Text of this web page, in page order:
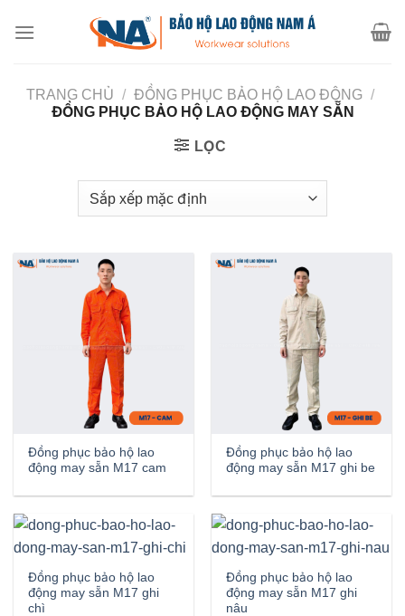
đến
TRANG CHỦ
/ ĐỒNG PHỤC BẢO HỘ LAO ĐỘNG /
ĐỒNG PHỤC BẢO HỘ LAO ĐỘNG MAY SẴN
LỌC
Đồng phục bảo hộ lao
động may sẵn M17 cam
Đồng phục bảo hộ lao
động may sẵn M17 ghi be
Đồng phục bảo hộ lao
động may sẵn M17 ghi
chì
Đồng phục bảo hộ lao
động may sẵn M17 ghi
nâu